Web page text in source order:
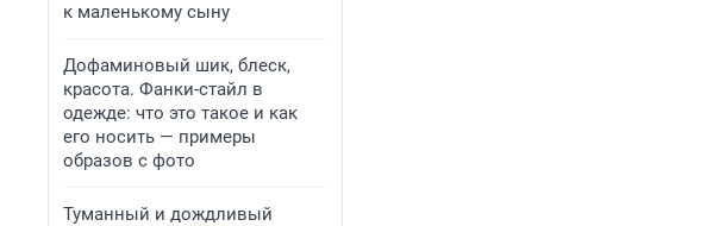
к маленькому сыну
Дофаминовый шик, блеск,
красота. Фанки-стайл в
одежде: что это такое и как
его носить — примеры
образов с фото
Туманный и дождливый